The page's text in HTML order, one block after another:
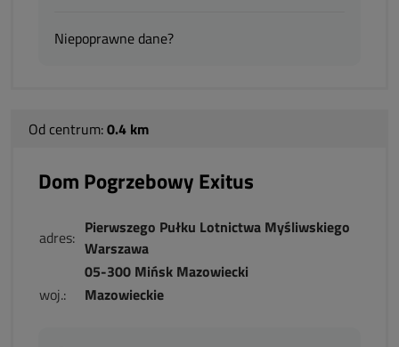
Niepoprawne dane?
Od centrum:0.4 km
Dom Pogrzebowy Exitus
adres: Pierwszego Pułku Lotnictwa Myśliwskiego
Warszawa
05-300 Mińsk Mazowiecki
woj.:
Mazowieckie